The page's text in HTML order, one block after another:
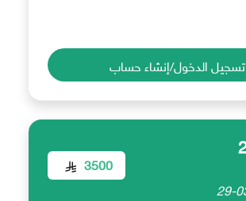
تسجيل الدخول/إنشاء حساب
29-
3500